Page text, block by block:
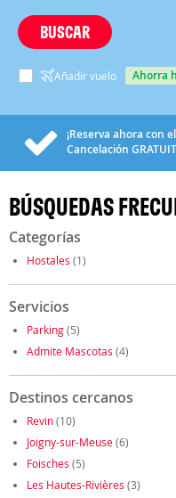
BUSCAR
Añadir vuelo ahorra
¡Reserva ahora con
Cancelación
BÚSQUEDAS
Categorías
Hostales (1)
Servicios
Parking(5)
Admite Mascotas (4)
Destinos cercanos
Revin(10)
Joigny-sur-Meuse(6)
Foisches (5)
Les Hautes-Rivières (3)